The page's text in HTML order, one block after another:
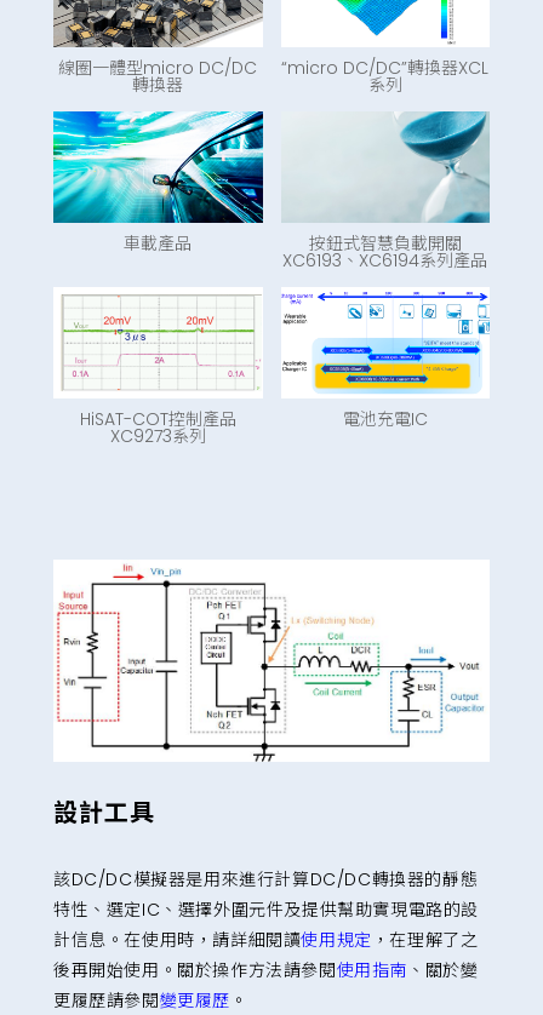
線圈一體型micro DC/DC
轉換器
“micro DC/DC”轉換器XCL
系列
車載產品 按鈕式智慧負載開關
XC6193、XC6194系列產品
HiSAT-COT控制產品
XC9273系列
電池充電IC
設計工具
該DC/DC模擬器是用來進行計算DC/DC轉換器的靜態
特性、選定IC、選擇外圍元件及提供幫助實現電路的設
計信息。在使用時，請詳細閱讀使用規定 ，在理解了之
後再開始使用。關於操作方法請參閱使用指南 、關於變
更履歷請參閱變更履歷 。